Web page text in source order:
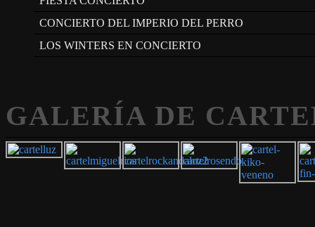
CONCIERTO DEL IMPERIO DEL PERRO
LOS WINTERS EN CONCIERTO
GALERÍA DE